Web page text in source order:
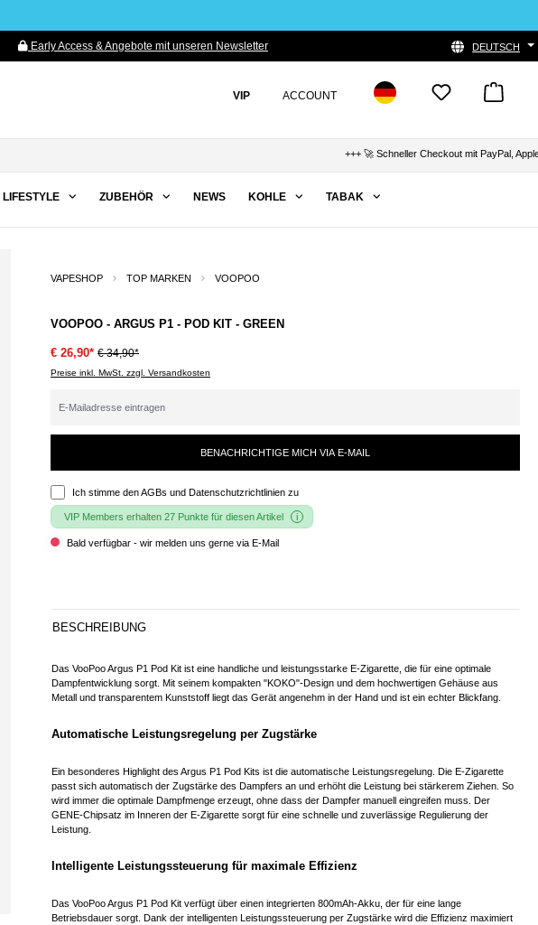
Early Access & Angebote mit unseren Newsletter DEUTSCH
VIP ACCOUNT
+++ 🚀 Schneller Checkout mit PayPal, Apple
LIFESTYLE ZUBEHÖR NEWS KOHLE TABAK
VAPESHOP TOP MARKEN VOOPOO
VOOPOO - ARGUS P1 - POD KIT - GREEN
€ 26,90* € 34,90*
Preise inkl. MwSt. zzgl. Versandkosten
BENACHRICHTIGE MICH VIA E-MAIL
Ich stimme denAGBs und Datenschutzrichtlinien zu
VIP Members erhalten 27 Punkte für diesen Artikel
Bald verfügbar - wir melden uns gerne via E-Mail
BESCHREIBUNG
Das VooPoo Argus P1 Pod Kit ist eine handliche und leistungsstarke E-Zigarette, die für eine optimale
Dampfentwicklung sorgt. Mit seinem kompakten "KOKO"-Design und dem hochwertigen Gehäuse aus
Metall und transparentem Kunststoff liegt das Gerät angenehm in der Hand und ist ein echter Blickfang.
Automatische Leistungsregelung per Zugstärke
Ein besonderes Highlight des Argus P1 Pod Kits ist die automatische Leistungsregelung. Die E-Zigarette
passt sich automatisch der Zugstärke des Dampfers an und erhöht die Leistung bei stärkerem Ziehen. So
wird immer die optimale Dampfmenge erzeugt, ohne dass der Dampfer manuell eingreifen muss. Der
GENE-Chipsatz im Inneren der E-Zigarette sorgt für eine schnelle und zuverlässige Regulierung der
Leistung.
Intelligente Leistungssteuerung für maximale Effizienz
Das VooPoo Argus P1 Pod Kit verfügt über einen integrierten 800mAh-Akku, der für eine lange
Betriebsdauer sorgt. Dank der intelligenten Leistungssteuerung per Zugstärke wird die Effizienz maximiert